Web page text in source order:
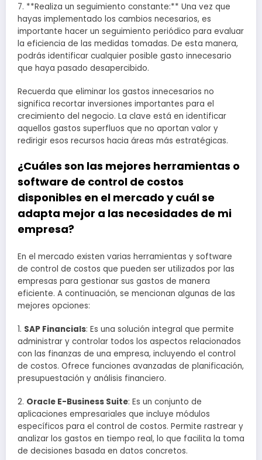
7. **Realiza un seguimiento constante:** Una vez que
hayas implementado los cambios necesarios, es
importante hacer un seguimiento periódico para evaluar
la eficiencia de las medidas tomadas. De esta manera,
podrás identificar cualquier posible gasto innecesario
que haya pasado desapercibido.
Recuerda que eliminar los gastos innecesarios no
significa recortar inversiones importantes para el
crecimiento del negocio. La clave está en identificar
aquellos gastos superfluos que no aportan valor y
redirigir esos recursos hacia áreas más estratégicas.
¿Cuáles son las mejores herramientas o
software de control de costos
disponibles en el mercado y cuál se
adapta mejor a las necesidades de mi
empresa?
En el mercado existen varias herramientas y software
de control de costos que pueden ser utilizados por las
empresas para gestionar sus gastos de manera
eficiente. A continuación, se mencionan algunas de las
mejores opciones:
1. SAP Financials: Es una solución integral que permite
administrar y controlar todos los aspectos relacionados
con las finanzas de una empresa, incluyendo el control
de costos. Ofrece funciones avanzadas de planificación,
presupuestación y análisis financiero.
2. Oracle E-Business Suite: Es un conjunto de
aplicaciones empresariales que incluye módulos
específicos para el control de costos. Permite rastrear y
analizar los gastos en tiempo real, lo que facilita la toma
de decisiones basada en datos concretos.